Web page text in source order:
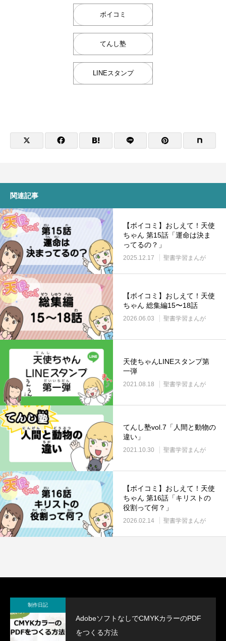
ボイコミ
てんし塾
LINEスタンプ
関連記事
【ボイコミ】おしえて！天使
ちゃん 第15話「運命は決ま
ってるの？」
2025.12.17 聖書学習まんが
【ボイコミ】おしえて！天使
ちゃん 総集編15〜18話
2026.06.03 聖書学習まんが
天使ちゃんLINEスタンプ第
一弾
2021.08.18 聖書学習まんが
てんし塾vol.7「人間と動物の
違い」
2021.10.30 聖書学習まんが
【ボイコミ】おしえて！天使
ちゃん 第16話「キリストの
役割って何？」
2026.02.14 聖書学習まんが
制作日記
AdobeソフトなしでCMYKカラーのPDF
をつくる方法